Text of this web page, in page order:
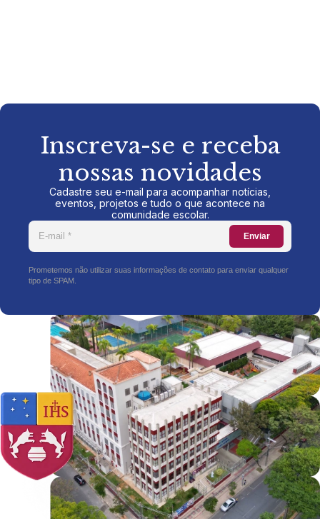
Inscreva-se e receba
nossas novidades
Cadastre seu e-mail para acompanhar notícias,
eventos, projetos e tudo o que acontece na
comunidade escolar.
Enviar
Prometemos não utilizar suas informações de contato para enviar qualquer
tipo de SPAM.